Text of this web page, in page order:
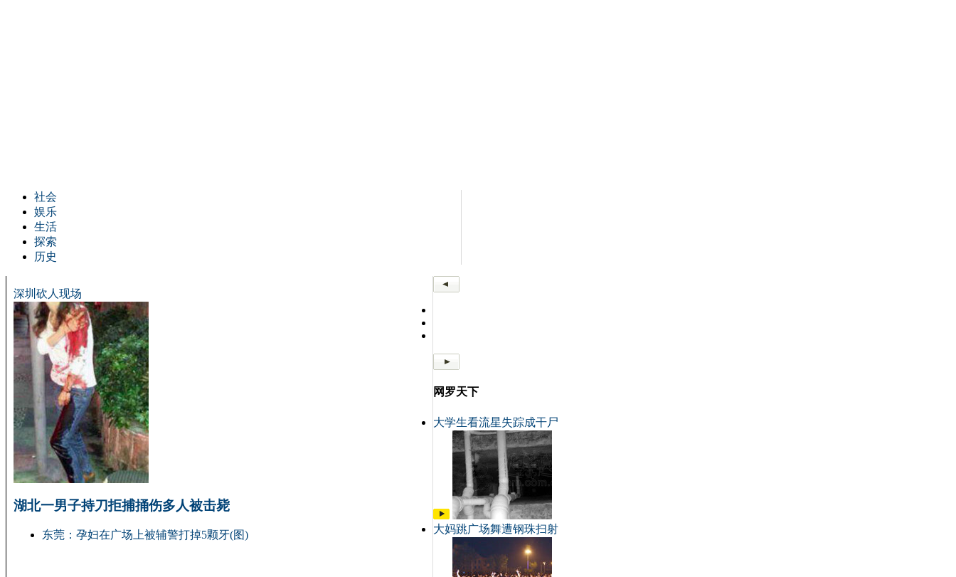
社会
娱乐
生活
探索
历史
深圳砍人现场
湖北一男子持刀拒捕捅伤多人被击毙
东莞：孕妇在广场上被辅警打掉5颗牙(图)
网罗天下
大学生看流星失踪成干尸
大妈跳广场舞遭钢珠扫射